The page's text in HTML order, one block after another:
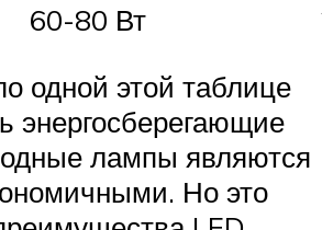
60-80 Вт
одной этой таблице
энергосберегающие
лампы являются
Но это